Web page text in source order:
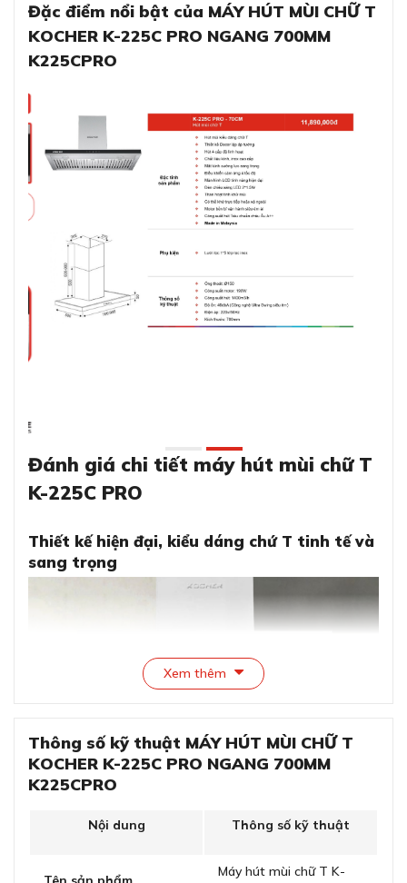
Đặc điểm nổi bật của MÁY HÚT MÙI CHỮ T
KOCHER K-225C PRO NGANG 700MM
K225CPRO
Đánh giá chi tiết máy hút mùi chữ T
K-225C PRO
Thiết kế hiện đại, kiểu dáng chứ T tinh tế và
sang trọng
Máy hút mùi Kocher K-225C PRO nổi bật với kiểu dáng
Xem thêm
Thông số kỹ thuật MÁY HÚT MÙI CHỮ T
KOCHER K-225C PRO NGANG 700MM
K225CPRO
Nội dung Thông số kỹ thuật
Máy hút mùi chữ T K-